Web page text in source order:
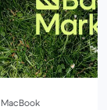
MacBook